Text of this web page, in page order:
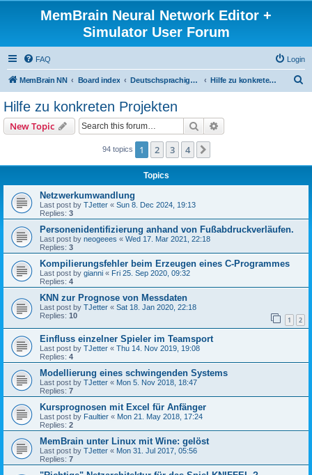
MemBrain Neural Network Editor +
Simulator User Forum
FAQ Login
MemBrain NN Board index Deutschsprachige Foren - forums in German Hilfe zu konkreten Projekten
Hilfe zu konkreten Projekten
New Topic Search
94 topics 1 2 3 4
Topics
Netzwerkumwandlung
Last post by TJetter « Sun 8. Dec 2024, 19:13
Replies: 3
Personenidentifizierung anhand von Fußabdruckverläufen.
Last post by neogeees « Wed 17. Mar 2021, 22:18
Replies: 3
Kompilierungsfehler beim Erzeugen eines C-Programmes
Last post by gianni « Fri 25. Sep 2020, 09:32
Replies: 4
KNN zur Prognose von Messdaten
Last post by TJetter « Sat 18. Jan 2020, 22:18
Replies: 10 1 2
Einfluss einzelner Spieler im Teamsport
Last post by TJetter « Thu 14. Nov 2019, 19:08
Replies: 4
Modellierung eines schwingenden Systems
Last post by TJetter « Mon 5. Nov 2018, 18:47
Replies: 7
Kursprognosen mit Excel für Anfänger
Last post by Faultier « Mon 21. May 2018, 17:24
Replies: 2
MemBrain unter Linux mit Wine: gelöst
Last post by TJetter « Mon 31. Jul 2017, 05:56
Replies: 7